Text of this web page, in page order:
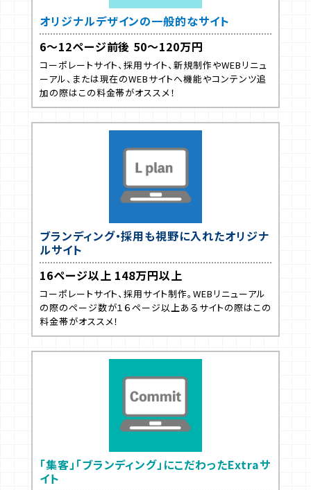
オリジナルデザインの一般的なサイト
6～12ページ前後 50～120万円
コーポレートサイト、採用サイト、新規制作やWEBリニュ
ーアル、または現在のWEBサイトへ機能やコンテンツ追
加の際はこの料金帯がオススメ！
ブランディング・採用も視野に入れたオリジナ
ルサイト
16ページ以上 148万円以上
コーポレートサイト、採用サイト制作。WEBリニューアル
の際のページ数が１６ページ以上あるサイトの際はこの
料金帯がオススメ！
「集客」「ブランディング」にこだわったExtraサ
イト